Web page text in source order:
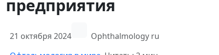
предприятия
21 октября 2024
Ophthalmology ru